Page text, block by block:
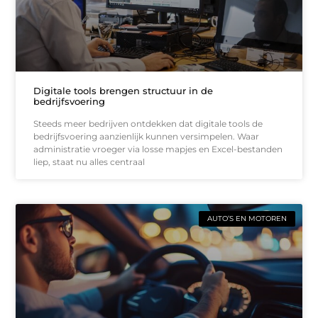
Digitale tools brengen structuur in de
bedrijfsvoering
Steeds meer bedrijven ontdekken dat digitale tools de
bedrijfsvoering aanzienlijk kunnen versimpelen. Waar
administratie vroeger via losse mapjes en Excel-bestanden
liep, staat nu alles centraal
AUTO’S EN MOTOREN